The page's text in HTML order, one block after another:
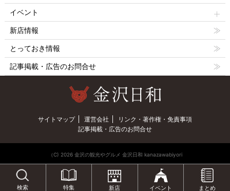
イベント
新店情報
とっておき情報
記事掲載・広告のお問合せ
サイトマップ 運営会社
リンク・著作権・免責事項
記事掲載・広告のお問合せ
（C) 2026 金沢の観光やグルメ 金沢日和 kanazawabiyori
検索 特集 新店 イベント まとめ